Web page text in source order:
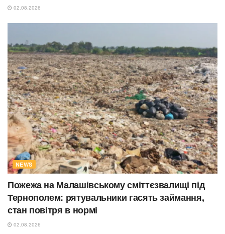
02.08.2026
NEWS
Пожежа на Малашівському сміттєзвалищі під
Тернополем: рятувальники гасять займання,
стан повітря в нормі
02.08.2026